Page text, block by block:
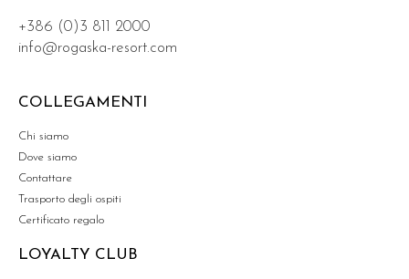
+386 (0)3 811 2000
info@rogaska-resort.com
COLLEGAMENTI
Chi siamo
Dove siamo
Contattare
Trasporto degli ospiti
Certificato regalo
LOYALTY CLUB